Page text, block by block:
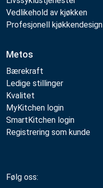
Vedlikehold av kjøkken
Profesjonell kjøkkendesign
Metos
Bærekraft
Ledige stillinger
Kvalitet
MyKitchen login
SmartKitchen login
Registrering som kunde
Følg oss: